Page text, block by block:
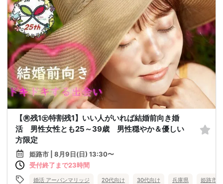
【㊚残1㊛特割残1】いい人がいれば結婚前向き婚
活 男性女性とも25～39歳 男性穏やか＆優しい
方限定
姫路市 | 8月9日(日) 13:30〜
受付終了まで23時間
婚活 アーバンマリッジ 20代向け 30代向け 兵庫県 姫路市